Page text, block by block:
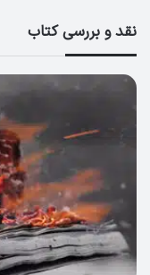
نقد و بررسی کتاب